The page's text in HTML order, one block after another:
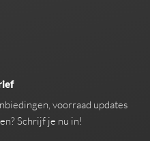
voorraad updates
Schrijf je nu in!